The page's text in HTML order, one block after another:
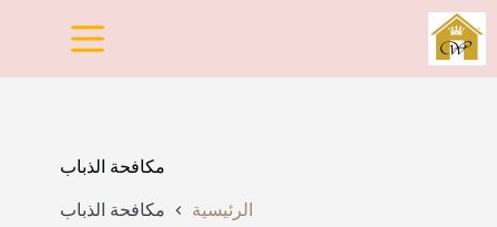
التجاوز
إلى
المحتوى
مكافحة الذباب
الرئيسية مكافحة الذباب